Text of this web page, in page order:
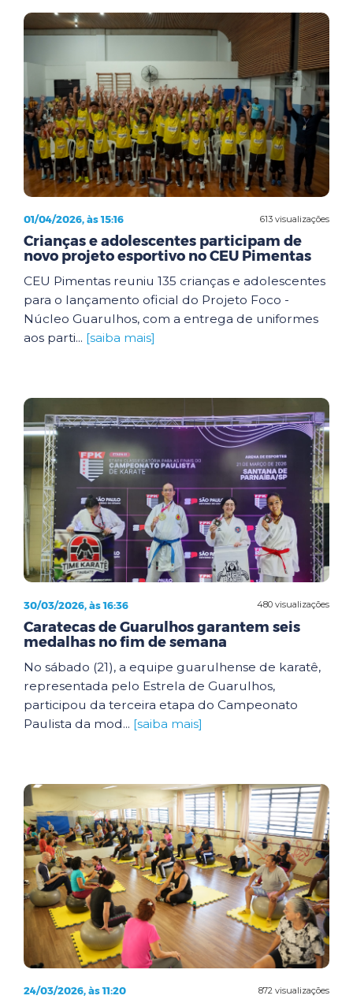
613 visualizações
01/04/2026, às 15:16
Crianças e adolescentes participam de
novo projeto esportivo no CEU Pimentas
CEU Pimentas reuniu 135 crianças e adolescentes
para o lançamento oficial do Projeto Foco -
Núcleo Guarulhos, com a entrega de uniformes
aos parti... [saiba mais]
480 visualizações
30/03/2026, às 16:36
Caratecas de Guarulhos garantem seis
medalhas no fim de semana
No sábado (21), a equipe guarulhense de karatê,
representada pelo Estrela de Guarulhos,
participou da terceira etapa do Campeonato
Paulista da mod... [saiba mais]
872 visualizações
24/03/2026, às 11:20